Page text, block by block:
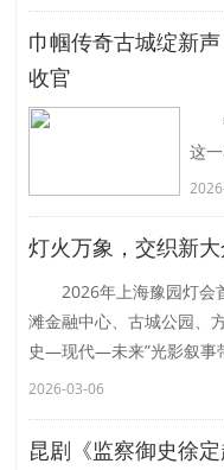
巾帼传奇古城绽新
收官
中
这
跳
其
奇
灯火万象，交织新
2026年上海豫园灯会
滩金融中心、古城公园、
史—现代—未来”光影叙事
2026-03-06
昆剧《监察御史徐